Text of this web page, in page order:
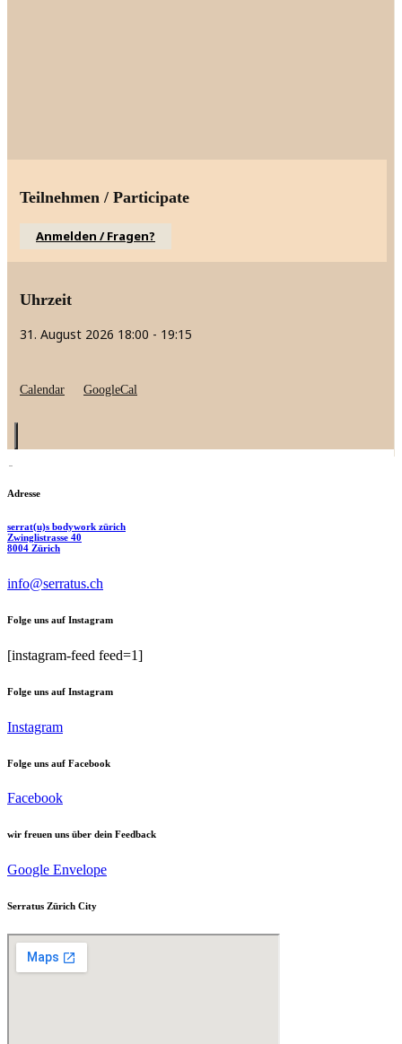
Teilnehmen / Participate
Anmelden / Fragen?
Uhrzeit
31. August 2026 18:00 - 19:15
Calendar GoogleCal
Adresse
serrat(u)s bodywork zürich
Zwinglistrasse 40
8004 Zürich
info@serratus.ch
Folge uns auf Instagram
[instagram-feed feed=1]
Folge uns auf Instagram
Instagram
Folge uns auf Facebook
Facebook
wir freuen uns über dein Feedback
Google Envelope
Serratus Zürich City